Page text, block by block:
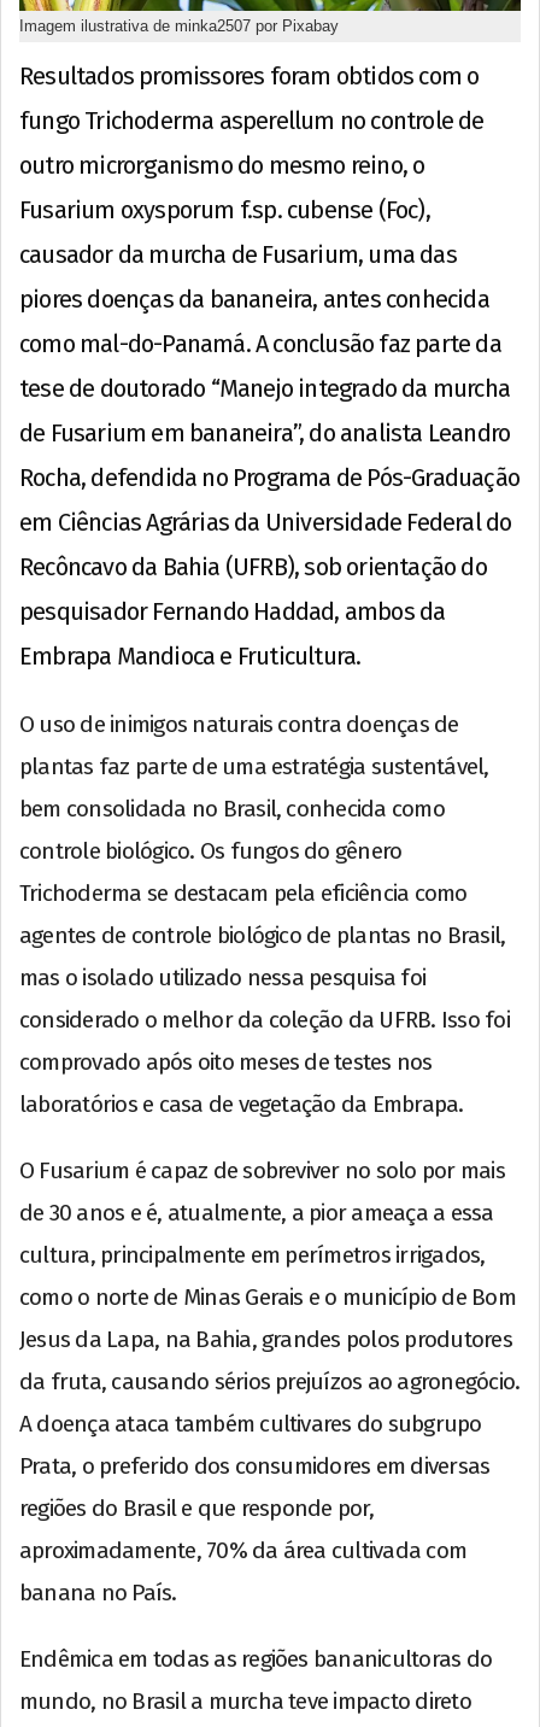
Imagem ilustrativa de minka2507 por Pixabay
Resultados promissores foram obtidos com o
fungo Trichoderma asperellum no controle de
outro microrganismo do mesmo reino, o
Fusarium oxysporum f.sp. cubense (Foc),
causador da murcha de Fusarium, uma das
piores doenças da bananeira, antes conhecida
como mal-do-Panamá. A conclusão faz parte da
tese de doutorado “Manejo integrado da murcha
de Fusarium em bananeira”, do analista Leandro
Rocha, defendida no Programa de Pós-Graduação
em Ciências Agrárias da Universidade Federal do
Recôncavo da Bahia (UFRB), sob orientação do
pesquisador Fernando Haddad, ambos da
Embrapa Mandioca e Fruticultura.
O uso de inimigos naturais contra doenças de
plantas faz parte de uma estratégia sustentável,
bem consolidada no Brasil, conhecida como
controle biológico. Os fungos do gênero
Trichoderma se destacam pela eficiência como
agentes de controle biológico de plantas no Brasil,
mas o isolado utilizado nessa pesquisa foi
considerado o melhor da coleção da UFRB. Isso foi
comprovado após oito meses de testes nos
laboratórios e casa de vegetação da Embrapa.
O Fusarium é capaz de sobreviver no solo por mais
de 30 anos e é, atualmente, a pior ameaça a essa
cultura, principalmente em perímetros irrigados,
como o norte de Minas Gerais e o município de Bom
Jesus da Lapa, na Bahia, grandes polos produtores
da fruta, causando sérios prejuízos ao agronegócio.
A doença ataca também cultivares do subgrupo
Prata, o preferido dos consumidores em diversas
regiões do Brasil e que responde por,
aproximadamente, 70% da área cultivada com
banana no País.
Endêmica em todas as regiões bananicultoras do
mundo, no Brasil a murcha teve impacto direto